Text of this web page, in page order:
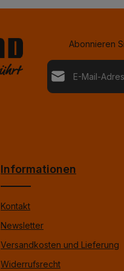
von
ganz
METRONOME
Abonnieren
E-Mail-Adresse*
Informationen
Kontakt
Newsletter
Versandkosten und Lieferung
Widerrufsrecht